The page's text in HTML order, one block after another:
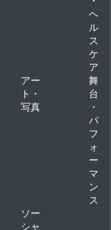
ヘ
ル
ス
ケ
ア
アー
ト・
写真
舞
台
・
パ
フ
ォ
ー
マ
ン
ス
ソー
シャ